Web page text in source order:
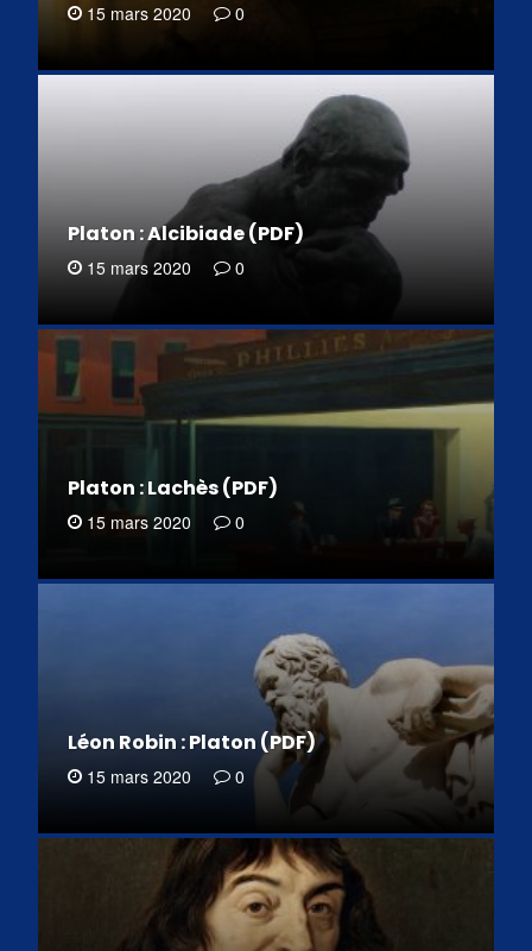
15 mars 2020 0
Platon : Alcibiade (PDF)
15 mars 2020 0
Platon : Lachès (PDF)
15 mars 2020 0
Léon Robin : Platon (PDF)
15 mars 2020 0